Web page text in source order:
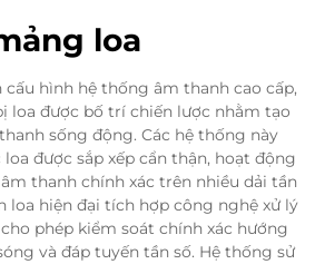
loa
cấu hình hệ thống âm thanh cao cấp,
loa được bố trí chiến lược nhằm tạo
sống động. Các hệ thống này
được sắp xếp cẩn thận, hoạt động
thanh chính xác trên nhiều dải tần
loa hiện đại tích hợp công nghệ xử lý
phép kiểm soát chính xác hướng
và đáp tuyến tần số. Hệ thống sử